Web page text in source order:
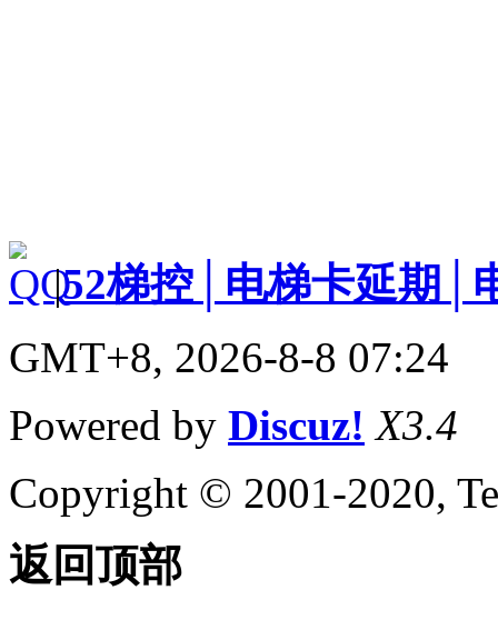
|52梯控│电梯卡延期│
GMT+8, 2026-8-8 07:24
Powered by Discuz! X3.4
Copyright © 2001-2020,
返回顶部